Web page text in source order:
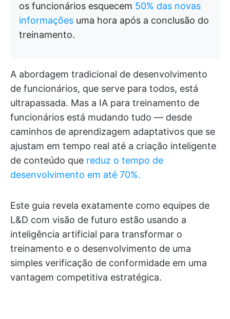
os funcionários esquecem 50% das novas
informações uma hora após a conclusão do
treinamento.
A abordagem tradicional de desenvolvimento
de funcionários, que serve para todos, está
ultrapassada. Mas a IA para treinamento de
funcionários está mudando tudo — desde
caminhos de aprendizagem adaptativos que se
ajustam em tempo real até a criação inteligente
de conteúdo que reduz o tempo de
desenvolvimento em até 70%.
Este guia revela exatamente como equipes de
L&D com visão de futuro estão usando a
inteligência artificial para transformar o
treinamento e o desenvolvimento de uma
simples verificação de conformidade em uma
vantagem competitiva estratégica.